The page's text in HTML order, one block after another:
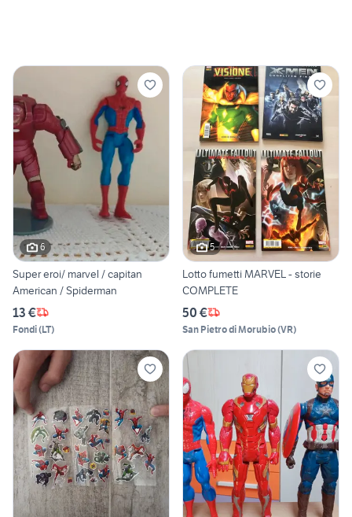
6
Super eroi/ marvel / capitan
American / Spiderman
13 €
Fondi(LT)
5
Lotto fumetti MARVEL - storie
COMPLETE
50 €
San Pietro di Morubio(VR)